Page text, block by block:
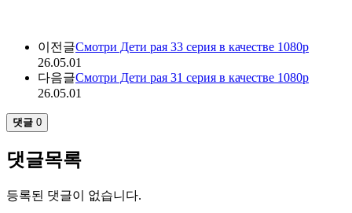
이전글Смотри Дети рая 33 серия в качестве 1080p
26.05.01
다음글Смотри Дети рая 31 серия в качестве 1080p
26.05.01
댓글 0
댓글목록
등록된 댓글이 없습니다.